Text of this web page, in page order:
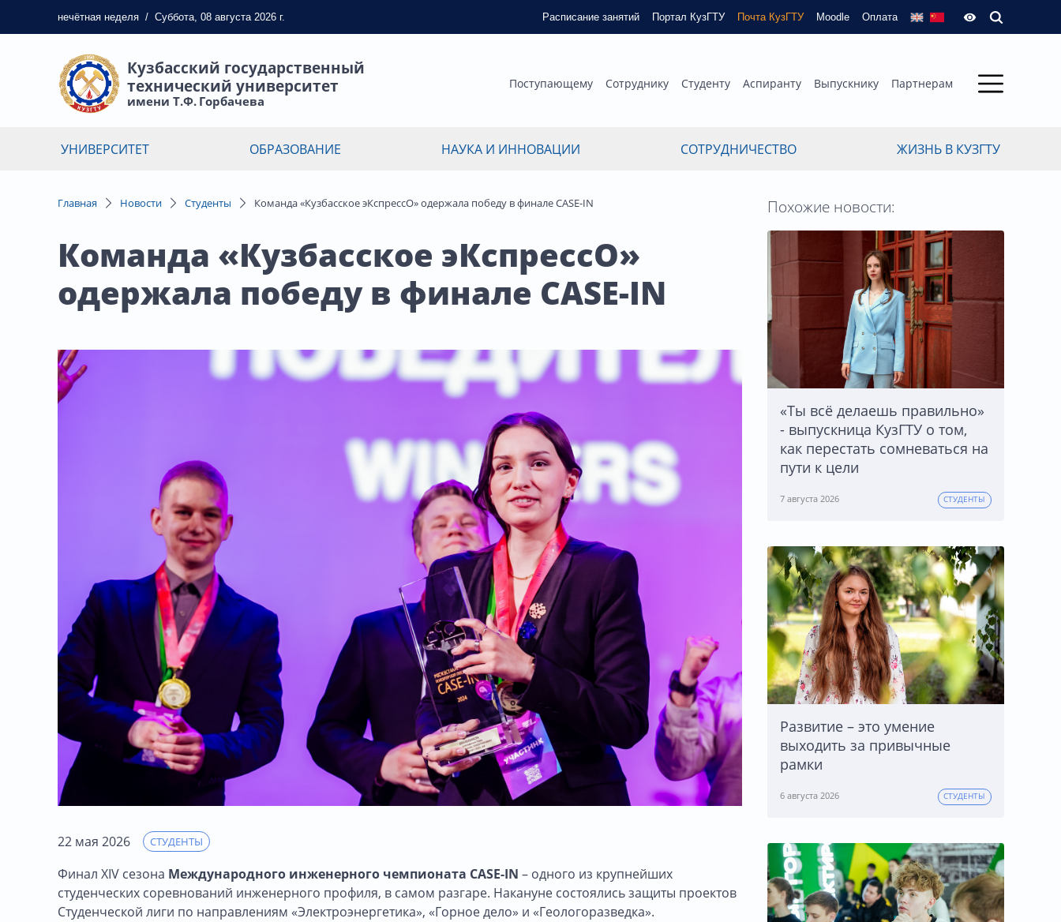
нечётная неделя / Суббота, 08 августа 2026 г. Расписание занятий Портал КузГТУ Почта КузГТУ Moodle Оплата
Кузбасский государственный
технический университет
имени Т.Ф. Горбачева
Поступающему Сотруднику Студенту Аспиранту Выпускнику Партнерам
УНИВЕРСИТЕТ ОБРАЗОВАНИЕ НАУКА И ИННОВАЦИИ СОТРУДНИЧЕСТВО ЖИЗНЬ В КУЗГТУ
Главная Новости Студенты Команда «Кузбасское эКспрессО» одержала победу в финале CASE-IN
Команда «Кузбасское эКспрессО»
одержала победу в финале CASE-IN
22 мая 2026 СТУДЕНТЫ
Финал XIV сезона Международного инженерного чемпионата CASE-IN – одного из крупнейших
студенческих соревнований инженерного профиля, в самом разгаре. Накануне состоялись защиты проектов
Студенческой лиги по направлениям «Электроэнергетика», «Горное дело» и «Геологоразведка».
Похожие новости:
«Ты всё делаешь правильно»
- выпускница КузГТУ о том,
как перестать сомневаться на
пути к цели
7 августа 2026 СТУДЕНТЫ
Развитие – это умение
выходить за привычные
рамки
6 августа 2026 СТУДЕНТЫ